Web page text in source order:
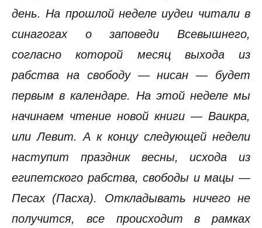
день. На прошлой неделе иудеи читали в
синагогах о заповеди Всевышнего,
согласно которой месяц выхода из
рабства на свободу — нисан — будет
первым в календаре. На этой неделе мы
начинаем чтение новой книги — Ваикра,
или Левит. А к концу следующей недели
наступит праздник весны, исхода из
египетского рабства, свободы и мацы —
Песах (Пасха). Откладывать ничего не
получится, все происходит в рамках